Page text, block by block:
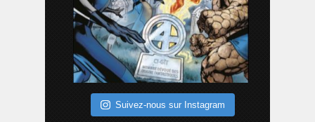
Suivez-nous sur Instagram